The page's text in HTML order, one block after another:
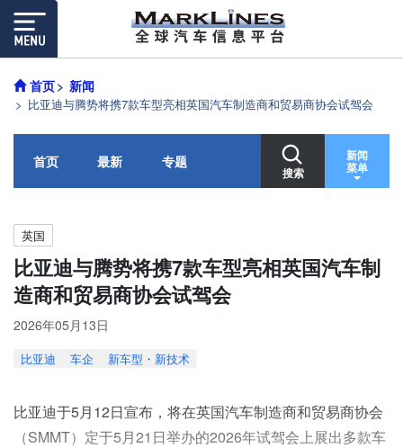
首页 新闻
比亚迪与腾势将携7款车型亮相英国汽车制造商和贸易商协会试驾会
首页 最新 专题
搜索
新闻
菜单
英国
比亚迪与腾势将携7款车型亮相英国汽车制
造商和贸易商协会试驾会
2026年05月13日
比亚迪 车企 新车型・新技术
比亚迪于5月12日宣布，将在英国汽车制造商和贸易商协会
（SMMT）定于5月21日举办的2026年试驾会上展出多款车